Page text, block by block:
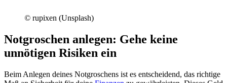
© rupixen (Unsplash)
Notgroschen anlegen: Gehe keine
unnötigen Risiken ein
Beim Anlegen deines Notgroschens ist es entscheidend, das richtige